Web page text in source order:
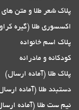
پلاک شعر طلا و متن
اکسسوری طلا (گیره
پلاک اسم خانواده
کودکانه و مادرانه
پلاک طلا (آماده ارسال)
دستبند طلا (آماده
نیم ست طلا (آماده